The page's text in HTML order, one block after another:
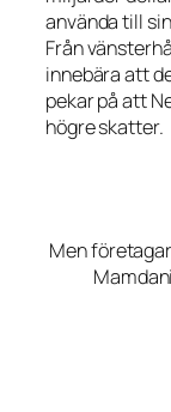
använda till
Från
innebära att
pekar på att
högre skatter.
Men